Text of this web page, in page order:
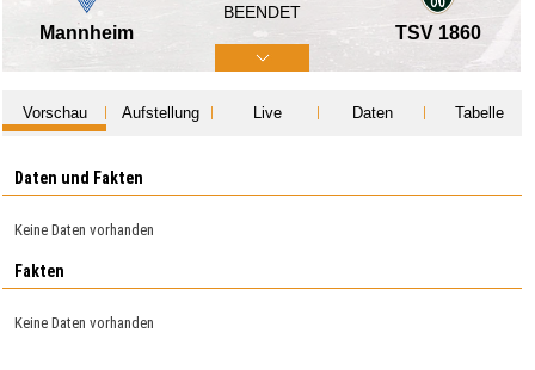
Mannheim
BEENDET
TSV 1860
Vorschau Aufstellung Live Daten Tabelle
Daten und Fakten
Keine Daten vorhanden
Fakten
Keine Daten vorhanden